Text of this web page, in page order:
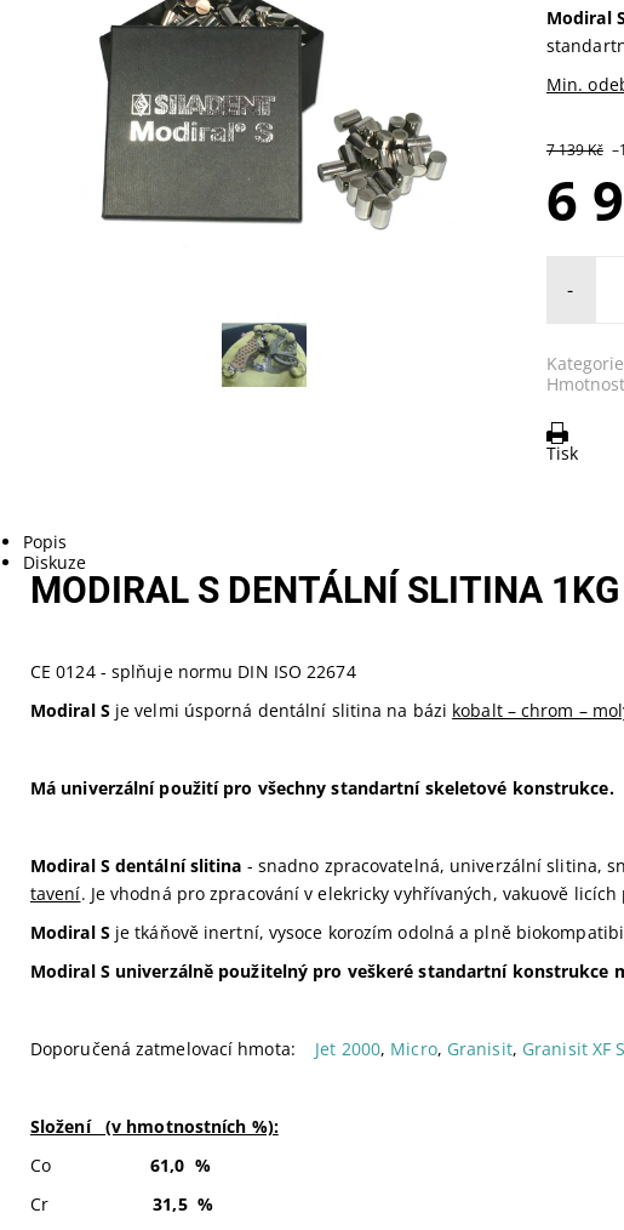
Modiral
Min.
7 139 Kč
6
-
Tisk
Popis
Diskuze
MODIRAL S DENTÁLNÍ SLITINA 1KG
CE 0124 - splňuje normu DIN ISO 22674
Modiral S je velmi úsporná dentální slitina na bázi kobalt – chrom –
Má univerzální použití pro všechny standartní skeletové konstrukce.
Modiral S dentální slitina - snadno zpracovatelná, univerzální slitina,
tavení. Je vhodná pro zpracování v elekricky vyhřívaných, vakuově
Modiral Sje tkáňově inertní, vysoce korozím odolná a plně
Modiral S univerzálně použitelný pro veškeré standartní konstrukce
Doporučená zatmelovací hmota: Jet 2000, Micro, Granisit, Granisit XF
Složení (v hmotnostních %):
Co
61,0 %
Cr
31,5 %